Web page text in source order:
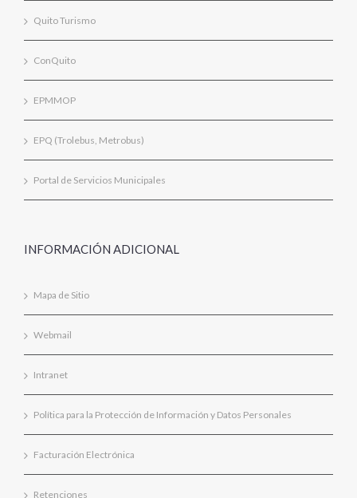
Quito Turismo
ConQuito
EPMMOP
EPQ (Trolebus, Metrobus)
Portal de Servicios Municipales
INFORMACIÓN ADICIONAL
Mapa de Sitio
Webmail
Intranet
Política para la Protección de Información y Datos Personales
Facturación Electrónica
Retenciones